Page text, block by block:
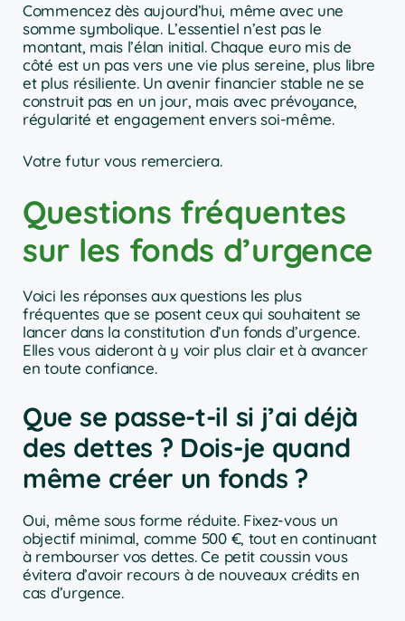
Commencez dès aujourd’hui, même avec une
somme symbolique. L’essentiel n’est pas le
montant, mais l’élan initial. Chaque euro mis de
côté est un pas vers une vie plus sereine, plus libre
et plus résiliente. Un avenir financier stable ne se
construit pas en un jour, mais avec prévoyance,
régularité et engagement envers soi-même.
Votre futur vous remerciera.
Questions fréquentes
sur les fonds d’urgence
Voici les réponses aux questions les plus
fréquentes que se posent ceux qui souhaitent se
lancer dans la constitution d’un fonds d’urgence.
Elles vous aideront à y voir plus clair et à avancer
en toute confiance.
Que se passe-t-il si j’ai déjà
des dettes ? Dois-je quand
même créer un fonds ?
Oui, même sous forme réduite. Fixez-vous un
objectif minimal, comme 500 €, tout en continuant
à rembourser vos dettes. Ce petit coussin vous
évitera d’avoir recours à de nouveaux crédits en
cas d’urgence.